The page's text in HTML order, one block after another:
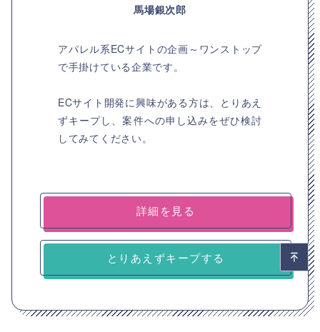
馬場銀次郎
アパレル系ECサイトの企画～ワンストップ
で手掛けている企業です。
ECサイト開発に興味がある方は、とりあえ
ずキープし、案件への申し込みをぜひ検討
してみてください。
詳細を見る
とりあえずキープする